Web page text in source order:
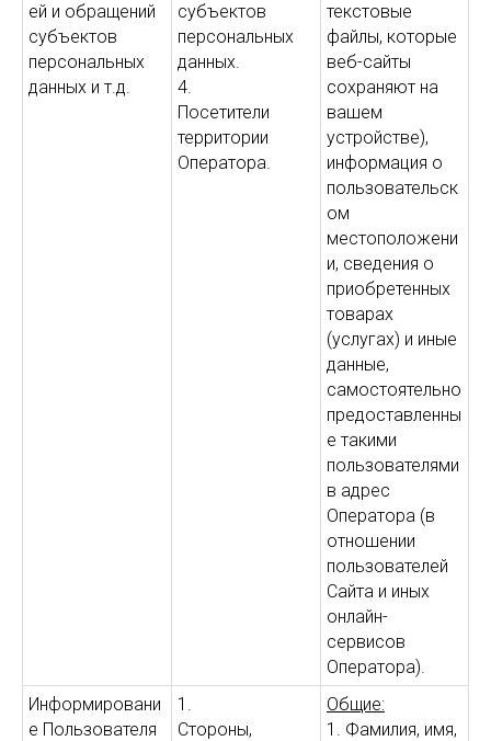
ей и обращений
субъектов
персональных
данных и т.д.
субъектов
персональных
данных.
4.
Посетители
территории
Оператора.
текстовые
файлы, которые
веб-сайты
сохраняют на
вашем
устройстве),
информация о
пользовательск
ом
местоположени
и, сведения о
приобретенных
товарах
(услугах) и иные
данные,
самостоятельно
предоставленны
е такими
пользователями
в адрес
Оператора (в
отношении
пользователей
Сайта и иных
онлайн-
сервисов
Оператора).
Информировани
е Пользователя
1.
Стороны,
Общие:
1. Фамилия, имя,